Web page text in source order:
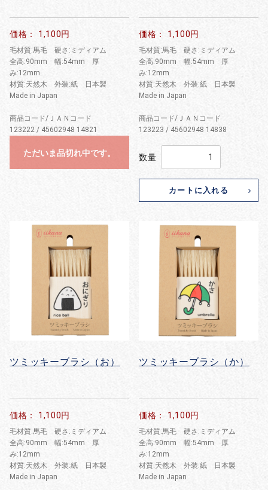
価格： 1,100円
毛材質:馬毛 硬さ:ミディアム
全高:90mm 幅:54mm 厚
み:12mm
材質:天然木 外装:紙 日本製
Made in Japan
商品コード/ＪＡＮコード
123222 / 45602948 14821
ただいま品切れ中です。
価格： 1,100円
毛材質:馬毛 硬さ:ミディアム
全高:90mm 幅:54mm 厚
み:12mm
材質:天然木 外装:紙 日本製
Made in Japan
商品コード/ＪＡＮコード
123223 / 45602948 14838
数量
カートに入れる
ツミッキーブラシ（お）
価格： 1,100円
毛材質:馬毛 硬さ:ミディアム
全高:90mm 幅:54mm 厚
み:12mm
材質:天然木 外装:紙 日本製
Made in Japan
ツミッキーブラシ（か）
価格： 1,100円
毛材質:馬毛 硬さ:ミディアム
全高:90mm 幅:54mm 厚
み:12mm
材質:天然木 外装:紙 日本製
Made in Japan